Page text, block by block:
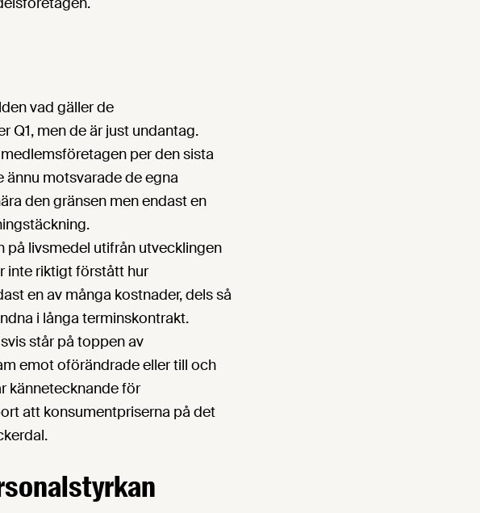
vad gäller de
Q1, men de är just undantag.
per den sista
ännu motsvarade de egna
den gränsen men endast en
livsmedel utifrån utvecklingen
inte riktigt förstått hur
en av många kostnader, dels så
i långa terminskontrakt.
står på toppen av
emot oförändrade eller till och
kännetecknande för
att konsumentpriserna på det